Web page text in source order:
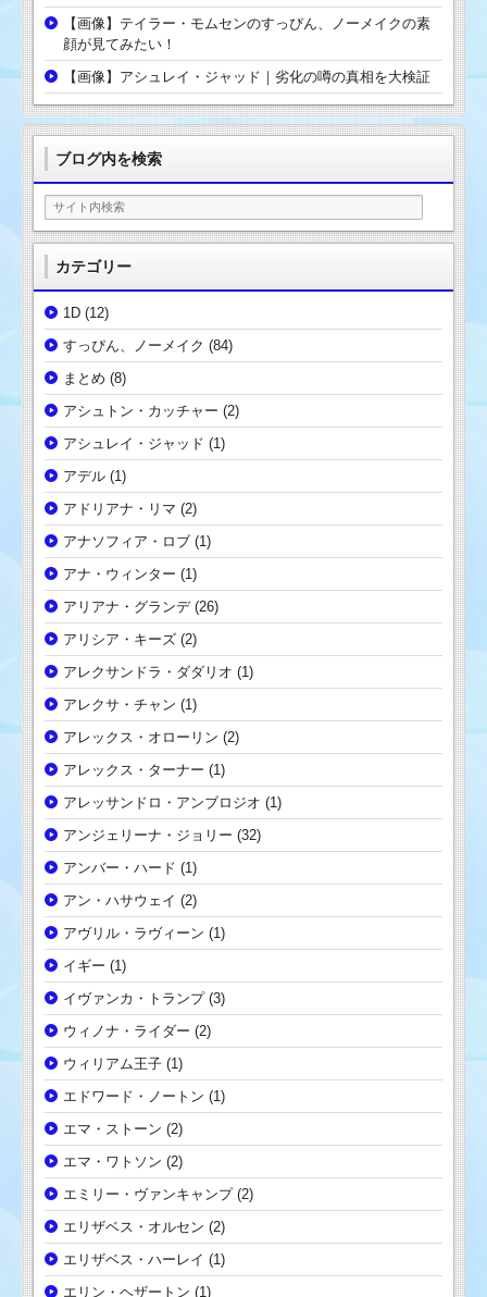
【画像】テイラー・モムセンのすっぴん、ノーメイクの素
顔が見てみたい！
【画像】アシュレイ・ジャッド｜劣化の噂の真相を大検証
ブログ内を検索
カテゴリー
1D (12)
すっぴん、ノーメイク (84)
まとめ (8)
アシュトン・カッチャー (2)
アシュレイ・ジャッド (1)
アデル (1)
アドリアナ・リマ (2)
アナソフィア・ロブ (1)
アナ・ウィンター (1)
アリアナ・グランデ(26)
アリシア・キーズ (2)
アレクサンドラ・ダダリオ (1)
アレクサ・チャン (1)
アレックス・オローリン (2)
アレックス・ターナー (1)
アレッサンドロ・アンブロジオ (1)
アンジェリーナ・ジョリー (32)
アンバー・ハード (1)
アン・ハサウェイ (2)
アヴリル・ラヴィーン (1)
イギー (1)
イヴァンカ・トランプ(3)
ウィノナ・ライダー (2)
ウィリアム王子 (1)
エドワード・ノートン (1)
エマ・ストーン (2)
エマ・ワトソン (2)
エミリー・ヴァンキャンプ(2)
エリザベス・オルセン (2)
エリザベス・ハーレイ (1)
エリン・ヘザートン (1)